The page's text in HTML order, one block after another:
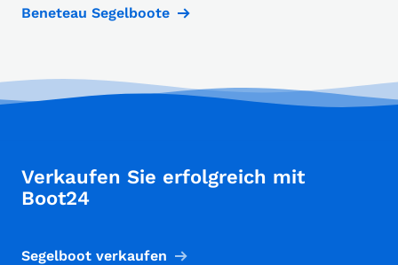
Beneteau Segelboote
Verkaufen Sie erfolgreich mit
Boot24
Segelboot verkaufen